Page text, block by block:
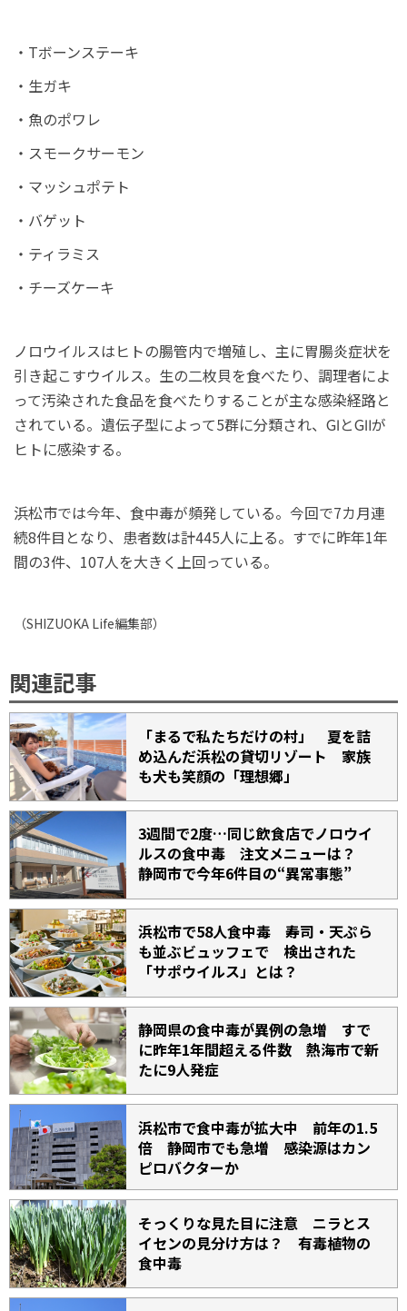
・Tボーンステーキ
・生ガキ
・魚のポワレ
・スモークサーモン
・マッシュポテト
・バゲット
・ティラミス
・チーズケーキ
ノロウイルスはヒトの腸管内で増殖し、主に胃腸炎症状を
引き起こすウイルス。生の二枚貝を食べたり、調理者によ
って汚染された食品を食べたりすることが主な感染経路と
されている。遺伝子型によって5群に分類され、GⅠとGⅡが
ヒトに感染する。
浜松市では今年、食中毒が頻発している。今回で7カ月連
続8件目となり、患者数は計445人に上る。すでに昨年1年
間の3件、107人を大きく上回っている。
（SHIZUOKA Life編集部）
関連記事
「まるで私たちだけの村」 夏を詰
め込んだ浜松の貸切リゾート 家族
も犬も笑顔の「理想郷」
3週間で2度…同じ飲食店でノロウイ
ルスの食中毒 注文メニューは？
静岡市で今年6件目の“異常事態”
浜松市で58人食中毒 寿司・天ぷら
も並ぶビュッフェで 検出された
「サポウイルス」とは？
静岡県の食中毒が異例の急増 すで
に昨年1年間超える件数 熱海市で新
たに9人発症
浜松市で食中毒が拡大中 前年の1.5
倍 静岡市でも急増 感染源はカン
ピロバクターか
そっくりな見た目に注意 ニラとス
イセンの見分け方は？ 有毒植物の
食中毒